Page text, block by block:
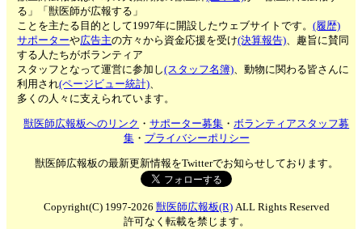
る」「獣医師が広報する」
ことを主たる目的として1997年に開設したウェブサイトです。(履歴)
サポーターや広告主の方々から資金応援を受け(決算報告)、趣旨に賛同
する人たちがボランティア
スタッフとなって運営に参加し(スタッフ名簿)、動物に関わる皆さんに
利用され(ページビュー統計)、
多くの人々に支えられています。
獣医師広報板へのリンク ・サポーター募集 ・ボランティアスタッフ募
集・ プライバシーポリシー
獣医師広報板の最新更新情報をTwitterでお知らせしております。
Copyright(C) 1997-2026 獣医師広報板(R)ALL Rights Reserved
許可なく転載を禁じます。